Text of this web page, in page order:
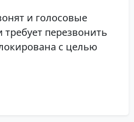
и голосовые
перезвонить
с целью